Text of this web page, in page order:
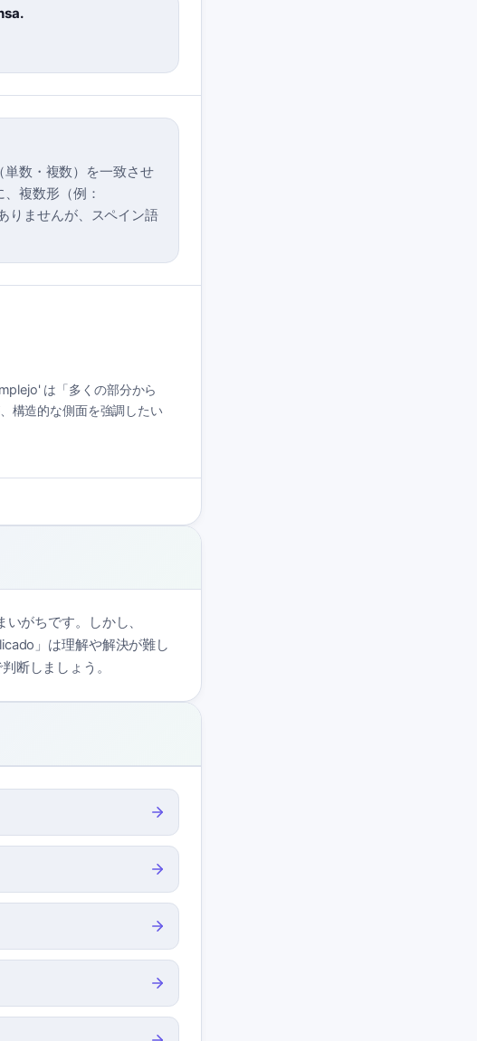
数・複数）を一致させ
複数形（例：
りませんが、スペイン語
は「多くの部分から
構造的な側面を強調したい
がちです。しかし、
」は理解や解決が難し
断しましょう。